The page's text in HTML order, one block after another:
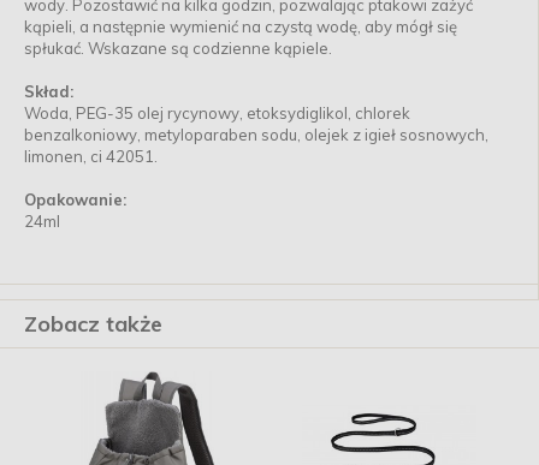
wody. Pozostawić na kilka godzin, pozwalając ptakowi zażyć
kąpieli, a następnie wymienić na czystą wodę, aby mógł się
spłukać. Wskazane są codzienne kąpiele.
Skład:
Woda, PEG-35 olej rycynowy, etoksydiglikol, chlorek
benzalkoniowy, metyloparaben sodu, olejek z igieł sosnowych,
limonen, ci 42051.
Opakowanie:
24ml
Zobacz także